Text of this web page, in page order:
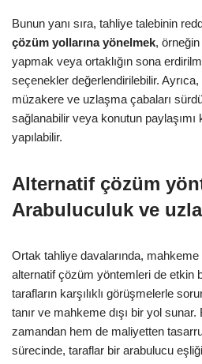
Bunun yanı sıra, tahliye talebinin
çözüm yollarına yönelmek,
yapmak veya ortaklığın sona
seçenekler değerlendirilebilir.
müzakere ve uzlaşma çabaları
sağlanabilir veya konutun
yapılabilir.
Alternatif çözüm
Arabuluculuk ve
Ortak tahliye davalarında, mahkeme
alternatif çözüm yöntemleri de etkin
tarafların karşılıklı görüşmelerle
tanır ve mahkeme dışı bir yol
zamandan hem de maliyetten
sürecinde, taraflar bir arabulucu